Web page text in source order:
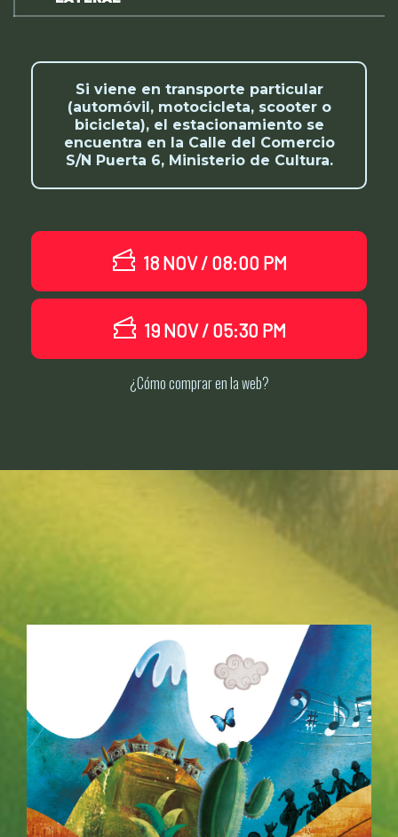
Si viene en transporte particular
(automóvil, motocicleta, scooter o
bicicleta), el estacionamiento se
encuentra en la Calle del Comercio
S/N Puerta 6, Ministerio de Cultura.
18 NOV / 08:00 PM
19 NOV / 05:30 PM
¿Cómo comprar en la web?